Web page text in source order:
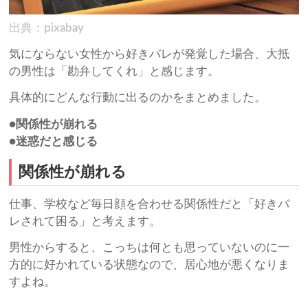
出典：pixabay
気にならない女性から好きバレが発覚した場合、大抵
の男性は「勘弁してくれ」と感じます。
具体的にどんな行動に出るのかをまとめました。
●関係性が崩れる
●迷惑だと感じる
関係性が崩れる
仕事、学校など毎日顔を合わせる関係性だと「好きバ
レされて困る」と考えます。
男性からすると、こっちは何とも思っていないのに一
方的に好かれている状態なので、居心地が悪くなりま
すよね。